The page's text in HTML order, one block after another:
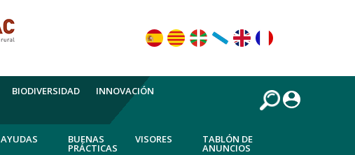
BIODIVERSIDAD INNOVACIÓN
AYUDAS BUENAS
PRÁCTICAS
VISORES TABLÓN DE
ANUNCIOS